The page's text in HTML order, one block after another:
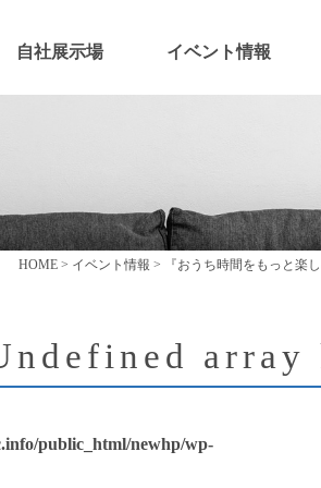
自社展示場 イベント情報
HOME > イベント情報 > 『おうち時間をもっと楽
public_html/newhp/wp-